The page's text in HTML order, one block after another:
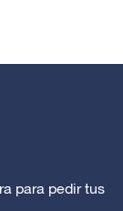
para pedir tus